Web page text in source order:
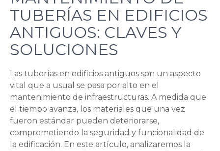
TUBERÍAS EN EDIFICIOS
ANTIGUOS: CLAVES Y
SOLUCIONES
Las tuberías en edificios antiguos son un aspecto
vital que a usual se pasa por alto en el
mantenimiento de infraestructuras. A medida que
el tiempo avanza, los materiales que una vez
fueron estándar pueden deteriorarse,
comprometiendo la seguridad y funcionalidad de
la edificación. En este artículo, analizaremos la